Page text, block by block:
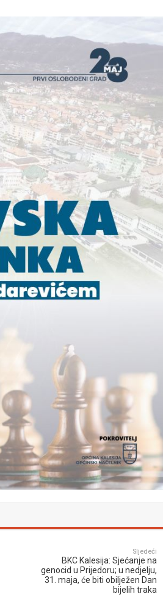
Sljedeći
BKC Kalesija: Sjećanje na
genocid u Prijedoru; u nedjelju,
31. maja, će biti obilježen Dan
bijelih traka